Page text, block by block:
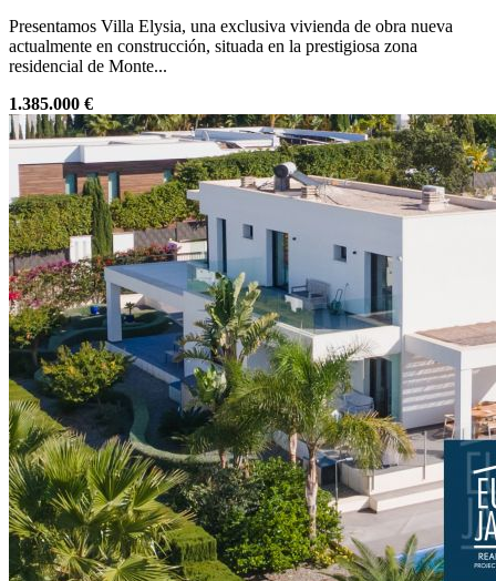
Presentamos Villa Elysia, una exclusiva vivienda de obra nueva
actualmente en construcción, situada en la prestigiosa zona
residencial de Monte...
1.385.000 €